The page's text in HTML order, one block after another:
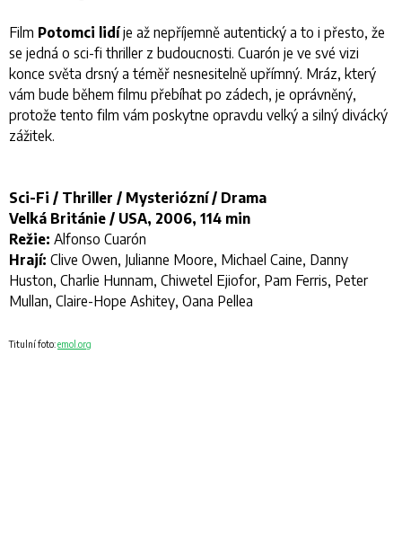
Film Potomci lidíje až nepříjemně autentický a to i přesto, že
se jedná o sci-fi thriller z budoucnosti. Cuarón je ve své vizi
konce světa drsný a téměř nesnesitelně upřímný. Mráz, který
vám bude během filmu přebíhat po zádech, je oprávněný,
protože tento film vám poskytne opravdu velký a silný divácký
zážitek.
Sci-Fi / Thriller / Mysteriózní / Drama
Velká Británie / USA, 2006, 114 min
Režie: Alfonso Cuarón
Hrají: Clive Owen, Julianne Moore, Michael Caine, Danny
Huston, Charlie Hunnam, Chiwetel Ejiofor, Pam Ferris, Peter
Mullan, Claire-Hope Ashitey, Oana Pellea
Titulní foto:emol.org